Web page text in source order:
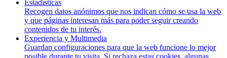
Estadísticas
Recogen datos anónimos que nos indican cómo se usa la web
y que páginas interesan más para poder seguir creando
contenidos de tu interés.
Experiencia y Multimedia
Guardan configuraciones para que la web funcione lo mejor
posible durante tu visita. Si rechaza estas cookies, algunas